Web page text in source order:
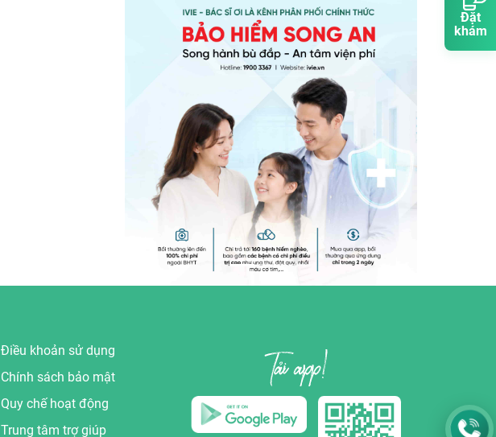
Đặt
khám
Điều khoản sử dụng
Chính sách bảo mật
Quy chế hoạt động
Trung tâm trợ giúp